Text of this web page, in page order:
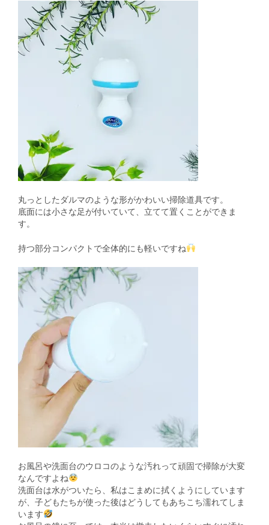
丸っとしたダルマのような形がかわいい掃除道具です。
底面には小さな足が付いていて、立てて置くことができま
す。
持つ部分コンパクトで全体的にも軽いですね
お風呂や洗面台のウロコのような汚れって頑固で掃除が大変
なんですよね
洗面台は水がついたら、私はこまめに拭くようにしています
が、子どもたちが使った後はどうしてもあちこち濡れてしま
います